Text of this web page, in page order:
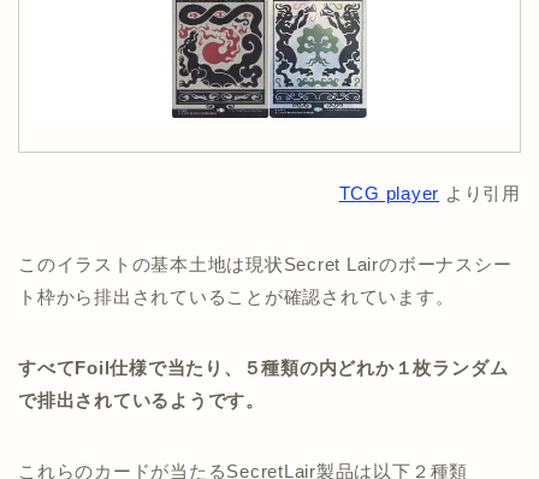
TCG player より引用
このイラストの基本土地は現状Secret Lairのボーナスシー
ト枠から排出されていることが確認されています。
すべてFoil仕様で当たり、５種類の内どれか１枚ランダム
で排出されているようです。
これらのカードが当たるSecretLair製品は以下２種類